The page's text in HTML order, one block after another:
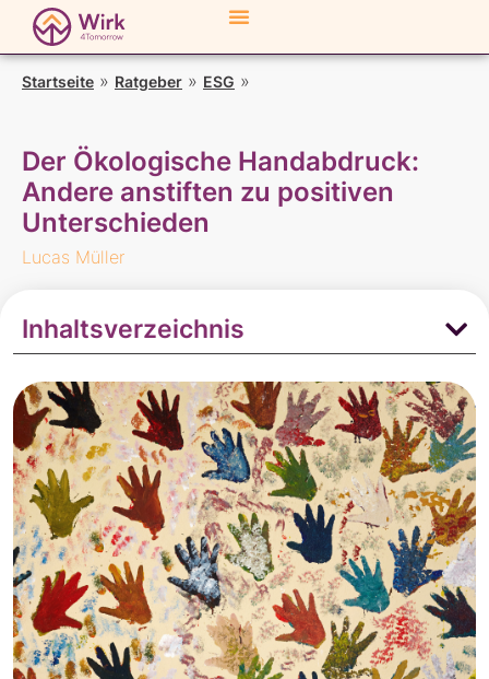
Startseite » Ratgeber » ESG »
Der Ökologische Handabdruck:
Andere anstiften zu positiven
Unterschieden
Lucas Müller
Inhaltsverzeichnis